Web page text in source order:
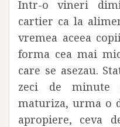
Intr-o vineri
cartier ca la
vremea aceea
forma cea mai
care se asezau.
zeci de minute
maturiza, urma o
apropiere, ceva